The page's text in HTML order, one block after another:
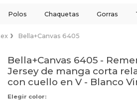
Polos Chaquetas Gorras
Bella+Canvas 6405
Bella+Canvas 6405 -
Jersey de manga corta
con cuello en V - Blanco
Elegir color: